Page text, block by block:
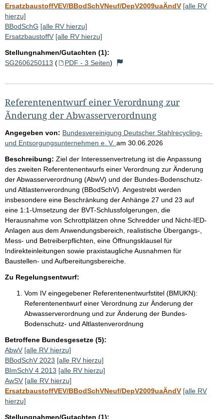
ErsatzbaustoffVEV/BBodSchVNeuf/DepV2009uaÄndV [alle RV
hierzu]
BBodSchG [alle RV hierzu]
ErsatzbaustoffV [alle RV hierzu]
Stellungnahmen/Gutachten (1):
SG2606250113 ( PDF - 3 Seiten)
Referentenentwurf einer Verordnung zur
Ãnderung der Abwasserverordnung
Angegeben von: Bundesvereinigung Deutscher Stahlrecycling-
und Entsorgungsunternehmen e. V. am 30.06.2026
Beschreibung: Ziel der Interessenvertretung ist die Anpassung
des zweiten Referentenentwurfs einer Verordnung zur Änderung
der Abwasserverordnung (AbwV) und der Bundes-Bodenschutz-
und Altlastenverordnung (BBodSchV). Angestrebt werden
insbesondere eine Beschränkung der Anhänge 27 und 23 auf
eine 1:1-Umsetzung der BVT-Schlussfolgerungen, die
Herausnahme von Schrottplätzen ohne Schredder und Nicht-IED-
Anlagen aus dem Anwendungsbereich, realistische Übergangs-,
Mess- und Betreiberpflichten, eine Öffnungsklausel für
Indirekteinleitungen sowie praxistaugliche Ausnahmen für
Baustellen- und Aufbereitungsbereiche.
Zu Regelungsentwurf:
Vom IV eingegebener Referentenentwurfstitel (BMUKN):
Referentenentwurf einer Verordnung zur Änderung der
Abwasserverordnung und zur Änderung der Bundes-
Bodenschutz- und Altlastenverordnung
Betroffene Bundesgesetze (5):
AbwV [alle RV hierzu]
BBodSchV 2023 [alle RV hierzu]
BImSchV 4 2013 [alle RV hierzu]
AwSV [alle RV hierzu]
ErsatzbaustoffVEV/BBodSchVNeuf/DepV2009uaÄndV [alle RV
hierzu]
Stellungnahmen/Gutachten (1):